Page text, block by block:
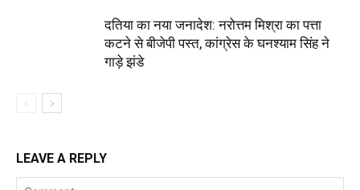
दतिया का नया जनादेश: नरोत्तम मिश्रा का पत्ता
कटने से बीजेपी पस्त, कांग्रेस के घनश्याम सिंह ने
गाड़े झंडे
LEAVE A REPLY